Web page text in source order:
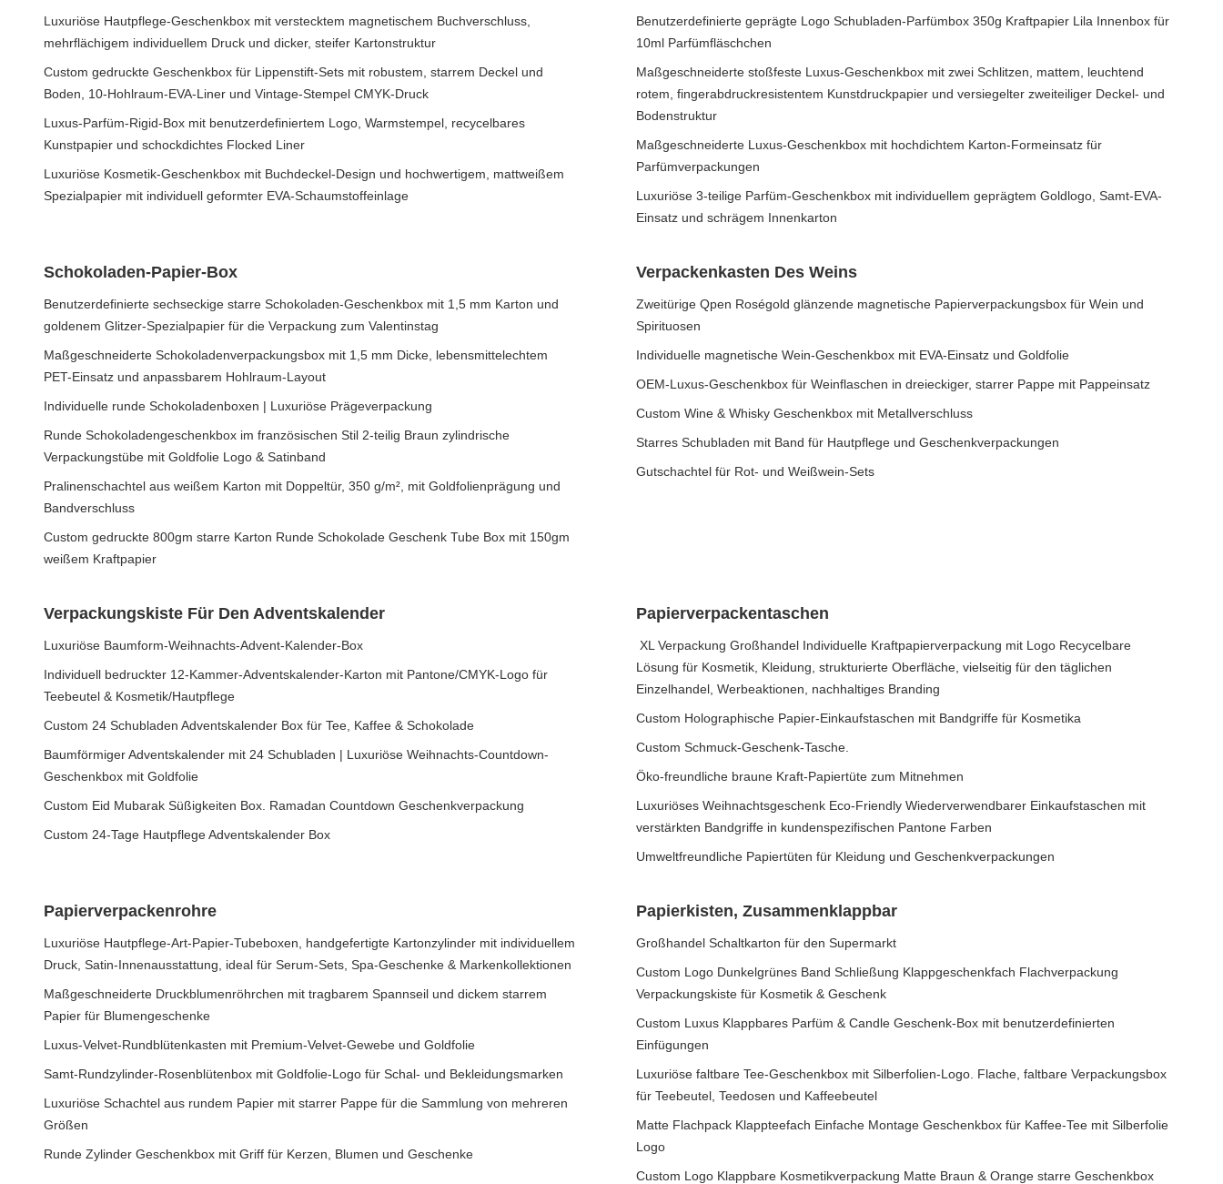
Luxuriöse Hautpflege-Geschenkbox mit verstecktem magnetischem Buchverschluss,
mehrflächigem individuellem Druck und dicker, steifer Kartonstruktur
Custom gedruckte Geschenkbox für Lippenstift-Sets mit robustem, starrem Deckel und
Boden, 10-Hohlraum-EVA-Liner und Vintage-Stempel CMYK-Druck
Luxus-Parfüm-Rigid-Box mit benutzerdefiniertem Logo, Warmstempel, recycelbares
Kunstpapier und schockdichtes Flocked Liner
Luxuriöse Kosmetik-Geschenkbox mit Buchdeckel-Design und hochwertigem, mattweißem
Spezialpapier mit individuell geformter EVA-Schaumstoffeinlage
Benutzerdefinierte geprägte Logo Schubladen-Parfümbox 350g Kraftpapier Lila Innenbox für
10ml Parfümfläschchen
Maßgeschneiderte stoßfeste Luxus-Geschenkbox mit zwei Schlitzen, mattem, leuchtend
rotem, fingerabdruckresistentem Kunstdruckpapier und versiegelter zweiteiliger Deckel- und
Bodenstruktur
Maßgeschneiderte Luxus-Geschenkbox mit hochdichtem Karton-Formeinsatz für
Parfümverpackungen
Luxuriöse 3-teilige Parfüm-Geschenkbox mit individuellem geprägtem Goldlogo, Samt-EVA-
Einsatz und schrägem Innenkarton
Schokoladen-Papier-Box
Benutzerdefinierte sechseckige starre Schokoladen-Geschenkbox mit 1,5 mm Karton und
goldenem Glitzer-Spezialpapier für die Verpackung zum Valentinstag
Maßgeschneiderte Schokoladenverpackungsbox mit 1,5 mm Dicke, lebensmittelechtem
PET-Einsatz und anpassbarem Hohlraum-Layout
Individuelle runde Schokoladenboxen | Luxuriöse Prägeverpackung
Runde Schokoladengeschenkbox im französischen Stil 2-teilig Braun zylindrische
Verpackungstübe mit Goldfolie Logo & Satinband
Pralinenschachtel aus weißem Karton mit Doppeltür, 350 g/m², mit Goldfolienprägung und
Bandverschluss
Custom gedruckte 800gm starre Karton Runde Schokolade Geschenk Tube Box mit 150gm
weißem Kraftpapier
Verpackenkasten Des Weins
Zweitürige Qpen Roségold glänzende magnetische Papierverpackungsbox für Wein und
Spirituosen
Individuelle magnetische Wein-Geschenkbox mit EVA-Einsatz und Goldfolie
OEM-Luxus-Geschenkbox für Weinflaschen in dreieckiger, starrer Pappe mit Pappeinsatz
Custom Wine & Whisky Geschenkbox mit Metallverschluss
Starres Schubladen mit Band für Hautpflege und Geschenkverpackungen
Gutschachtel für Rot- und Weißwein-Sets
Verpackungskiste Für Den Adventskalender
Luxuriöse Baumform-Weihnachts-Advent-Kalender-Box
Individuell bedruckter 12-Kammer-Adventskalender-Karton mit Pantone/CMYK-Logo für
Teebeutel & Kosmetik/Hautpflege
Custom 24 Schubladen Adventskalender Box für Tee, Kaffee & Schokolade
Baumförmiger Adventskalender mit 24 Schubladen | Luxuriöse Weihnachts-Countdown-
Geschenkbox mit Goldfolie
Custom Eid Mubarak Süßigkeiten Box. Ramadan Countdown Geschenkverpackung
Custom 24-Tage Hautpflege Adventskalender Box
Papierverpackentaschen
XL Verpackung Großhandel Individuelle Kraftpapierverpackung mit Logo Recycelbare
Lösung für Kosmetik, Kleidung, strukturierte Oberfläche, vielseitig für den täglichen
Einzelhandel, Werbeaktionen, nachhaltiges Branding
Custom Holographische Papier-Einkaufstaschen mit Bandgriffe für Kosmetika
Custom Schmuck-Geschenk-Tasche.
Öko-freundliche braune Kraft-Papiertüte zum Mitnehmen
Luxuriöses Weihnachtsgeschenk Eco-Friendly Wiederverwendbarer Einkaufstaschen mit
verstärkten Bandgriffe in kundenspezifischen Pantone Farben
Umweltfreundliche Papiertüten für Kleidung und Geschenkverpackungen
Papierverpackenrohre
Luxuriöse Hautpflege-Art-Papier-Tubeboxen, handgefertigte Kartonzylinder mit individuellem
Druck, Satin-Innenausstattung, ideal für Serum-Sets, Spa-Geschenke & Markenkollektionen
Maßgeschneiderte Druckblumenröhrchen mit tragbarem Spannseil und dickem starrem
Papier für Blumengeschenke
Luxus-Velvet-Rundblütenkasten mit Premium-Velvet-Gewebe und Goldfolie
Samt-Rundzylinder-Rosenblütenbox mit Goldfolie-Logo für Schal- und Bekleidungsmarken
Luxuriöse Schachtel aus rundem Papier mit starrer Pappe für die Sammlung von mehreren
Größen
Runde Zylinder Geschenkbox mit Griff für Kerzen, Blumen und Geschenke
Papierkisten, Zusammenklappbar
Großhandel Schaltkarton für den Supermarkt
Custom Logo Dunkelgrünes Band Schließung Klappgeschenkfach Flachverpackung
Verpackungskiste für Kosmetik & Geschenk
Custom Luxus Klappbares Parfüm & Candle Geschenk-Box mit benutzerdefinierten
Einfügungen
Luxuriöse faltbare Tee-Geschenkbox mit Silberfolien-Logo. Flache, faltbare Verpackungsbox
für Teebeutel, Teedosen und Kaffeebeutel
Matte Flachpack Klappteefach Einfache Montage Geschenkbox für Kaffee-Tee mit Silberfolie
Logo
Custom Logo Klappbare Kosmetikverpackung Matte Braun & Orange starre Geschenkbox